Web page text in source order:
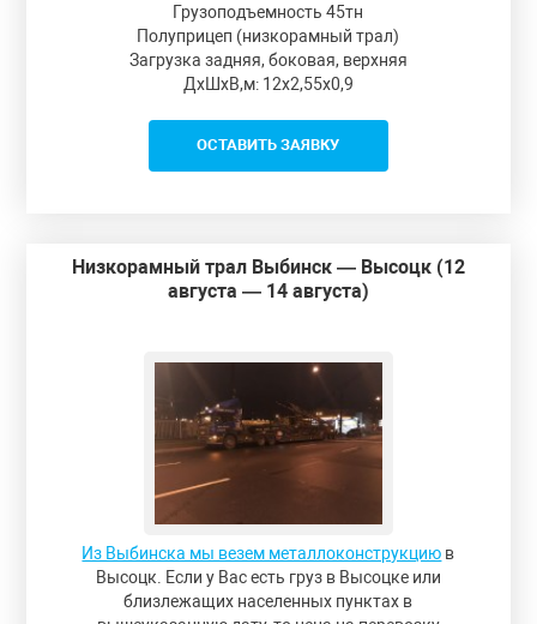
Грузоподъемность 45тн
Полуприцеп (низкорамный трал)
Загрузка задняя, боковая, верхняя
ДxШxВ,м: 12x2,55x0,9
ОСТАВИТЬ ЗАЯВКУ
Низкорамный трал Выбинск — Высоцк (12
августа — 14 августа)
Из Выбинска мы везем металлоконструкцию в
Высоцк. Если у Вас есть груз в Высоцке или
близлежащих населенных пунктах в